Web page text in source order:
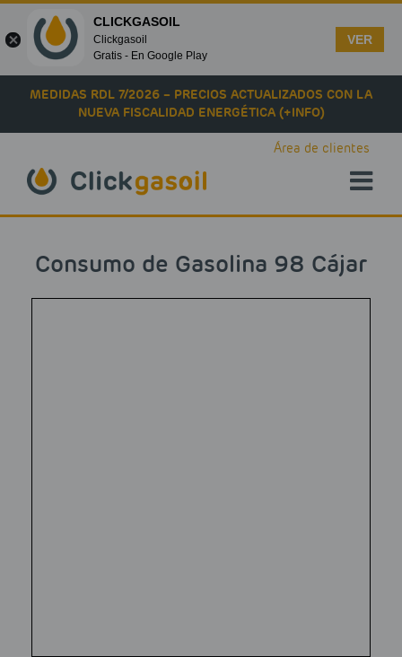
Skip to main content
MEDIDAS RDL 7/2026 – PRECIOS ACTUALIZADOS CON LA
NUEVA FISCALIDAD ENERGÉTICA (+INFO)
Área de clientes
Consumo de Gasolina 98 Cájar
CLICKGASOIL
Clickgasoil
Gratis - En Google Play
VER